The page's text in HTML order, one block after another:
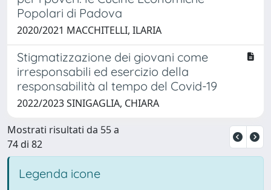
Popolari di Padova
2020/2021 MACCHITELLI, ILARIA
Stigmatizzazione dei giovani come
irresponsabili ed esercizio della
responsabilità al tempo del Covid-19
2022/2023 SINIGAGLIA, CHIARA
Mostrati risultati da 55 a
74 di 82
Legenda icone